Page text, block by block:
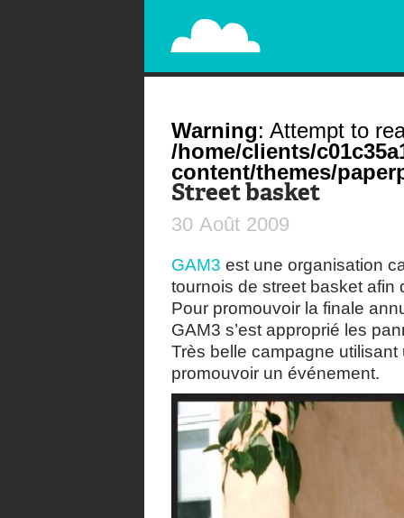
PAPERPLANE
STREET, AMBIENT, GUÉRILLA MARKETING
Warning: Attempt to
/home/clients/
content/themes/
Street basket
30 Août 2009
GAM3 est une organisation
tournois de street basket afin
Pour promouvoir la finale
GAM3 s’est approprié les
Très belle campagne
promouvoir un événement.